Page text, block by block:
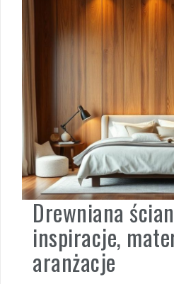
Drewniana
inspiracje,
aranżacje